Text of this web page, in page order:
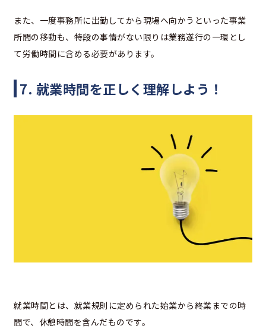
また、一度事務所に出勤してから現場へ向かうといった事業
所間の移動も、特段の事情がない限りは業務遂行の一環とし
て労働時間に含める必要があります。
7. 就業時間を正しく理解しよう！
就業時間とは、就業規則に定められた始業から終業までの時
間で、休憩時間を含んだものです。